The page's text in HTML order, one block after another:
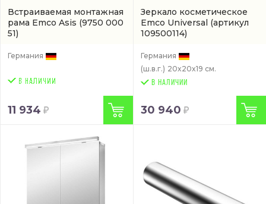
Встраиваемая монтажная
рама Emco Asis (9750 000
51)
Германия
11 934
Зеркало косметическое
Emco Universal (артикул
109500114)
Германия
(ш.в.г.) 20x20x19 см.
В НАЛИЧИИ
30 940